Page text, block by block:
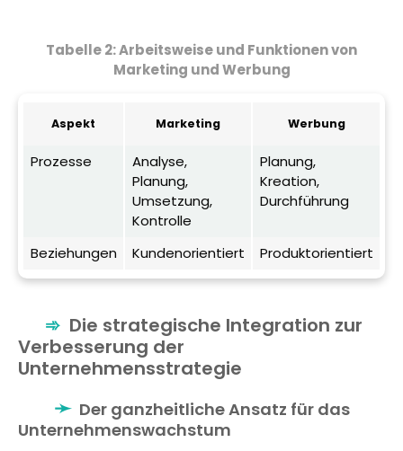
Tabelle 2: Arbeitsweise und Funktionen von
Marketing und Werbung
Aspekt Marketing Werbung
Prozesse
Analyse,
Planung,
Umsetzung,
Kontrolle
Planung,
Kreation,
Durchführung
Beziehungen Kundenorientiert Produktorientiert
Die strategische Integration zur
Verbesserung der
Unternehmensstrategie
Der ganzheitliche Ansatz für das
Unternehmenswachstum